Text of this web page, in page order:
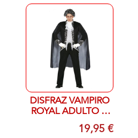
DISFRAZ VAMPIRO
ROYAL ADULTO T-
UNICA19,95 €